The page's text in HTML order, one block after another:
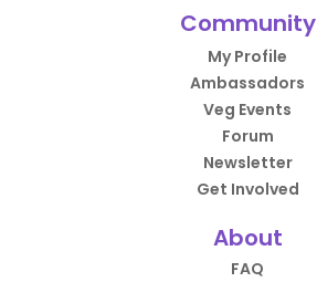
Community
My Profile
Ambassadors
Veg Events
Forum
Newsletter
Get Involved
About
FAQ